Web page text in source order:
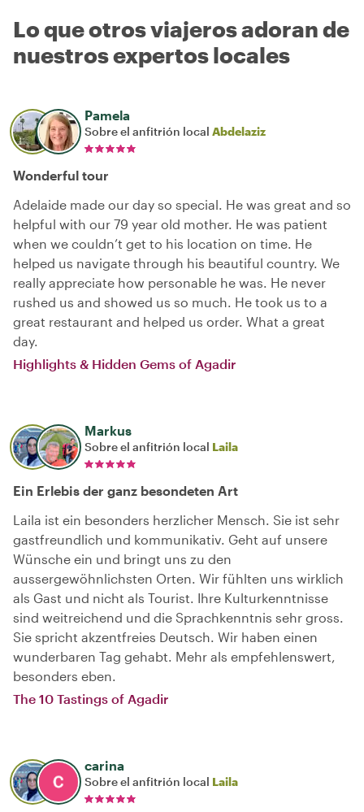
Lo que otros viajeros adoran de
nuestros expertos locales
Pamela
Sobre el anfitrión local Abdelaziz
Wonderful tour
Adelaide made our day so special. He was great and so
helpful with our 79 year old mother. He was patient
when we couldn’t get to his location on time. He
helped us navigate through his beautiful country. We
really appreciate how personable he was. He never
rushed us and showed us so much. He took us to a
great restaurant and helped us order. What a great
day.
Highlights & Hidden Gems of Agadir
Markus
Sobre el anfitrión local Laila
Ein Erlebis der ganz besondeten Art
Laila ist ein besonders herzlicher Mensch. Sie ist sehr
gastfreundlich und kommunikativ. Geht auf unsere
Wünsche ein und bringt uns zu den
aussergewöhnlichsten Orten. Wir fühlten uns wirklich
als Gast und nicht als Tourist. Ihre Kulturkenntnisse
sind weitreichend und die Sprachkenntnis sehr gross.
Sie spricht akzentfreies Deutsch. Wir haben einen
wunderbaren Tag gehabt. Mehr als empfehlenswert,
besonders eben.
The 10 Tastings of Agadir
carina
Sobre el anfitrión local Laila